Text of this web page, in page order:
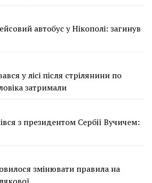
автобус у Нікополі: загинув
у лісі після стрілянини по
затримали
з президентом Сербії Вучичем:
змінювати правила на